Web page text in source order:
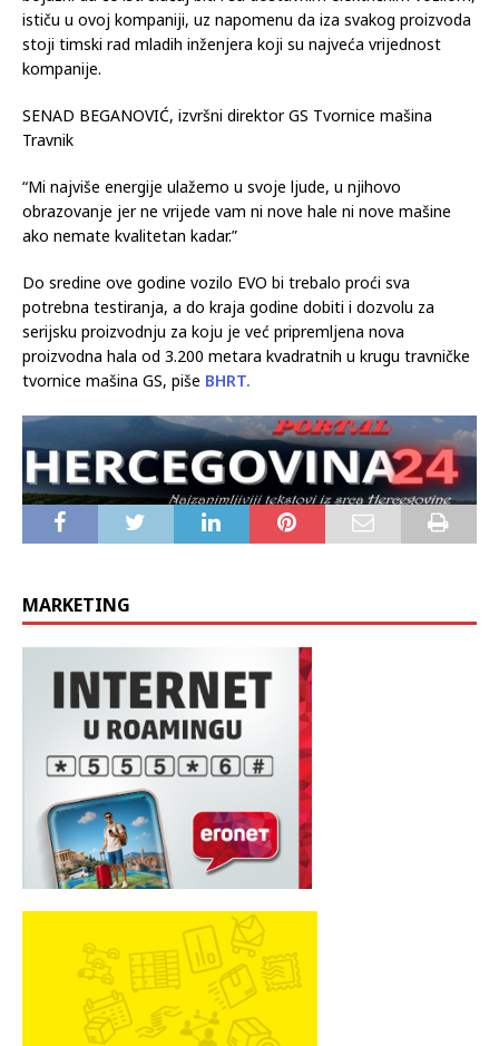
bojazni da će isti slučaj biti i sa dostavnim električnim vozilom,
ističu u ovoj kompaniji, uz napomenu da iza svakog proizvoda
stoji timski rad mladih inženjera koji su najveća vrijednost
kompanije.
SENAD BEGANOVIĆ, izvršni direktor GS Tvornice mašina
Travnik
“Mi najviše energije ulažemo u svoje ljude, u njihovo
obrazovanje jer ne vrijede vam ni nove hale ni nove mašine
ako nemate kvalitetan kadar.”
Do sredine ove godine vozilo EVO bi trebalo proći sva
potrebna testiranja, a do kraja godine dobiti i dozvolu za
serijsku proizvodnju za koju je već pripremljena nova
proizvodna hala od 3.200 metara kvadratnih u krugu travničke
tvornice mašina GS, piše BHRT.
MARKETING